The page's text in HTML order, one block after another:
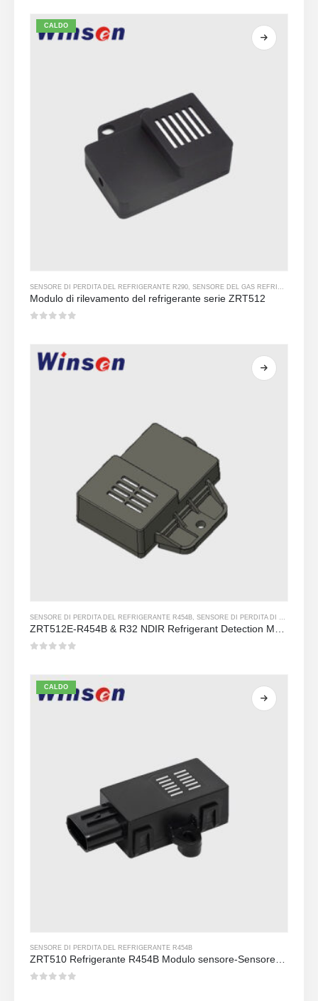
CALDO
SENSORE DI PERDITA DEL REFRIGERANTE R290 ,SENSORE DEL GAS REFRIGERANTE
Modulo di rilevamento del refrigerante serie ZRT512
SENSORE DI PERDITA DEL REFRIGERANTE R454B,SENSORE DI PERDITA DI REFRIGERANTE R32
ZRT512E-R454B & R32 NDIR Refrigerant Detection Module, RS485 HVAC Sensor, UL/IEC Certified
CALDO
SENSORE DI PERDITA DEL REFRIGERANTE R454B
ZRT510 Refrigerante R454B Modulo sensore-Sensore refrigerante NDIR ad alte prestazioni